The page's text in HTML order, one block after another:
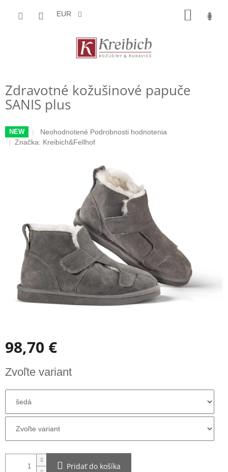
EUR
Zdravotné kožušinové papuče
SANIS plus
NEW
Priemerné
hodnotenie
Neohodnotené Podrobnosti hodnotenia
Značka: Kreibich&Fellhof
98,70 €
cena:
Zvoľte variant
Pridať do košíka